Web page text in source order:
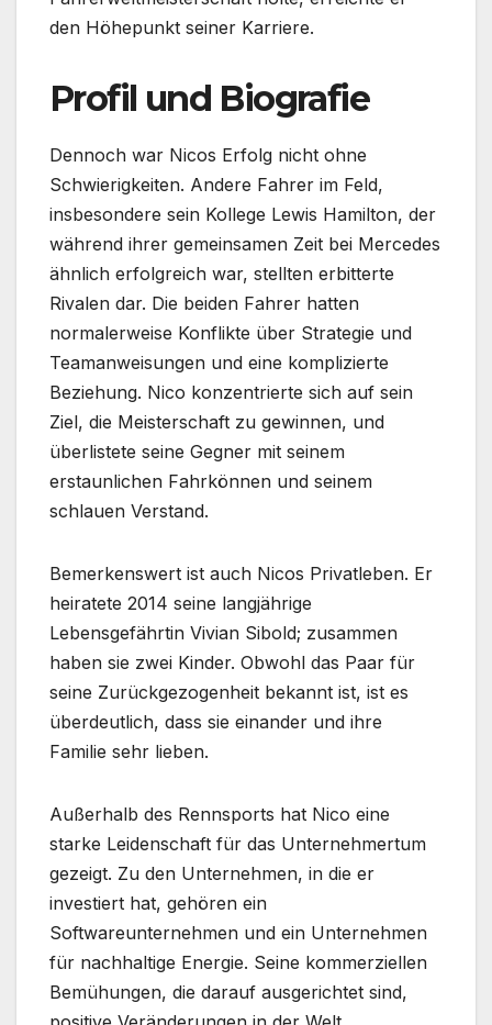
den Höhepunkt seiner Karriere.
Profil und Biografie
Dennoch war Nicos Erfolg nicht ohne
Schwierigkeiten. Andere Fahrer im Feld,
insbesondere sein Kollege Lewis Hamilton, der
während ihrer gemeinsamen Zeit bei Mercedes
ähnlich erfolgreich war, stellten erbitterte
Rivalen dar. Die beiden Fahrer hatten
normalerweise Konflikte über Strategie und
Teamanweisungen und eine komplizierte
Beziehung. Nico konzentrierte sich auf sein
Ziel, die Meisterschaft zu gewinnen, und
überlistete seine Gegner mit seinem
erstaunlichen Fahrkönnen und seinem
schlauen Verstand.
Bemerkenswert ist auch Nicos Privatleben. Er
heiratete 2014 seine langjährige
Lebensgefährtin Vivian Sibold; zusammen
haben sie zwei Kinder. Obwohl das Paar für
seine Zurückgezogenheit bekannt ist, ist es
überdeutlich, dass sie einander und ihre
Familie sehr lieben.
Außerhalb des Rennsports hat Nico eine
starke Leidenschaft für das Unternehmertum
gezeigt. Zu den Unternehmen, in die er
investiert hat, gehören ein
Softwareunternehmen und ein Unternehmen
für nachhaltige Energie. Seine kommerziellen
Bemühungen, die darauf ausgerichtet sind,